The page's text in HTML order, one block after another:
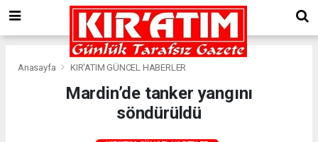
Anasayfa KIR'ATIM GÜNCEL HABERLER
Mardin’de tanker yangını
söndürüldü